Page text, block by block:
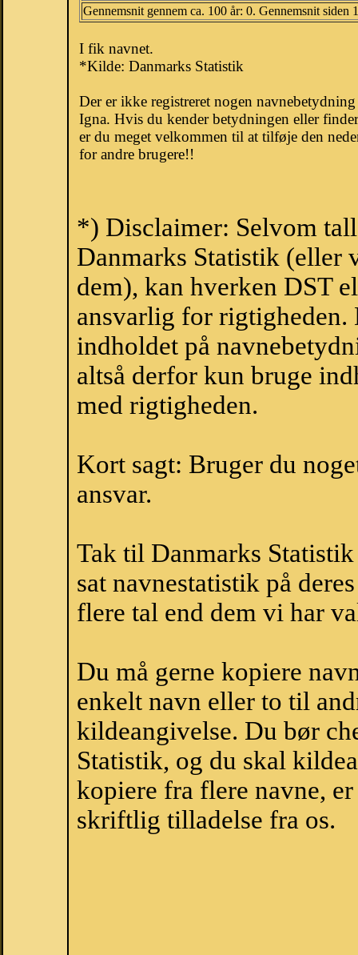
Gennemsnit gennem ca. 100 år: 0. Gennemsnit siden
I fik navnet.
*Kilde: Danmarks Statistik
Der er ikke registreret nogen
Igna. Hvis du kender betydningen eller
er du meget velkommen til at tilføje den
for andre brugere!!
*) Disclaimer: Selvom
Danmarks Statistik (eller
dem), kan hverken DST
ansvarlig for
indholdet på
altså derfor kun bruge
med rigtigheden.
Kort sagt: Bruger du
ansvar.
Tak til Danmarks
sat navnestatistik på
flere tal end dem vi har
Du må gerne kopiere
enkelt navn eller to til
kildeangivelse. Du bør
Statistik, og du skal
kopiere fra flere navne,
skriftlig tilladelse fra os.